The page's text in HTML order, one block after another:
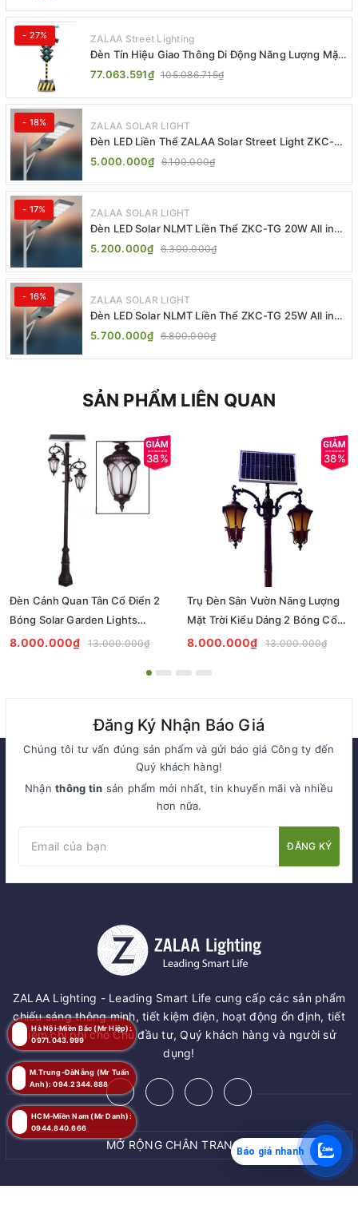
- 27% ZALAA Street Lighting
Đèn Tín Hiệu Giao Thông Di Động Năng Lượng Mặt
Trời ZALAA ZL-409300C
77.063.591₫ 105.086.715₫
- 18% ZALAA SOLAR LIGHT
Đèn LED Liền Thể ZALAA Solar Street Light ZKC-
TG 20W 25W 30W All In One
5.000.000₫ 6.100.000₫
- 17% ZALAA SOLAR LIGHT
Đèn LED Solar NLMT Liền Thể ZKC-TG 20W All in
One | ZALAA Street Light
5.200.000₫ 6.300.000₫
- 16% ZALAA SOLAR LIGHT
Đèn LED Solar NLMT Liền Thể ZKC-TG 25W All in
One | ZALAA Street Light
5.700.000₫ 6.800.000₫
SẢN PHẨM LIÊN QUAN
38%
Đèn Cảnh Quan Tân Cổ Điển 2
Bóng Solar Garden Lights
ZALAA OEM ZSCV-004
8.000.000₫ 13.000.000₫
38%
Trụ Đèn Sân Vườn Năng Lượng
Mặt Trời Kiểu Dáng 2 Bóng Cổ
Điển ZALAA OEM ZSCV-003
8.000.000₫ 13.000.000₫
Đăng Ký Nhận Báo Giá
Chúng tôi tư vấn đúng sản phẩm và gửi báo giá Công ty đến
Quý khách hàng!
Nhậnthông tin sản phẩm mới nhất, tin khuyến mãi và nhiều
hơn nữa.
ĐĂNG KÝ
ZALAA Lighting - Leading Smart Life cung cấp các sản phẩm
chiếu sáng thông minh, tiết kiệm điện, hoạt động ổn định, tiết
kiệm chi phí cho Chủ đầu tư, Quý khách hàng và người sử
dụng!
MỞ RỘNG CHÂN TRANG
HCM-Miền Nam (Mr Danh):
0944.840.666
Hà Nội-Miền Bắc (Mr Hiệp):
0971.043.999
M.Trung-ĐàNẵng (Mr Tuấn
Anh): 094.2344.888
Báo giá nhanh